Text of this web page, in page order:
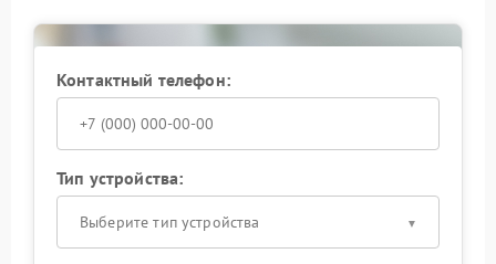
Контактный телефон:
Тип устройства:
Выберите тип устройства